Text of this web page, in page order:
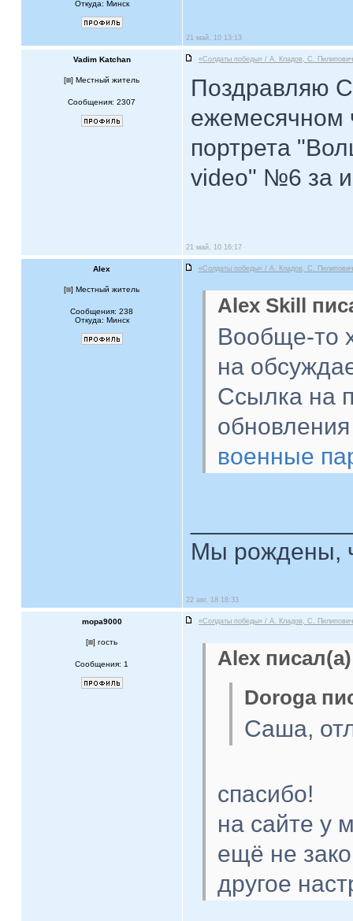
Откуда: Минск
21 май, 10 13:13
Vadim Katchan «Солдаты победы» / А. Кладов, С.
[ ] Местный житель
Сообщения: 2307
Поздравляю
ежемесячном
портрета
video" №6 за
21 май, 10 16:17
Alex «Солдаты победы» / А. Кладов, С.
[ ] Местный житель
Сообщения: 238
Откуда: Минск
Alex Skill
Вообще-то
на
Ссылка на
военные
Мы рождены,
22 авг, 18 18:33
mopa9000 «Солдаты победы» / А. Кладов, С.
[ ] гость
Сообщения: 1
Alex
Doroga
Саша,
спасибо!
на сайте у
ещё не
другое